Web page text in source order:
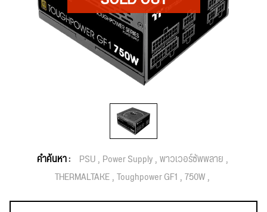
คำค้นหา : PSU Power Supply พาวเวอร์ซัพพลาย
THERMALTAKE Toughpower GF1 750W